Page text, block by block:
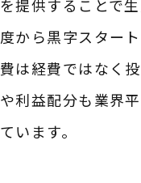
を提供することで
度から黒字スター
費は経費ではなく
や利益配分も業界
ています。